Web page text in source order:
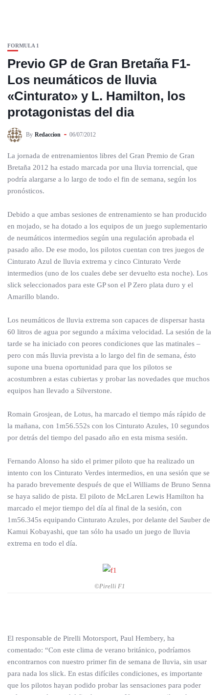
FORMULA 1
Previo GP de Gran Bretaña F1-
Los neumáticos de lluvia
«Cinturato» y L. Hamilton, los
protagonistas del dia
By Redaccion 06/07/2012
La jornada de entrenamientos libres del Gran Premio de Gran
Bretaña 2012 ha estado marcada por una lluvia torrencial, que
podría alargarse a lo largo de todo el fin de semana, según los
pronósticos.
Debido a que ambas sesiones de entrenamiento se han producido
en mojado, se ha dotado a los equipos de un juego suplementario
de neumáticos intermedios según una regulación aprobada el
pasado año. De ese modo, los pilotos cuentan con tres juegos de
Cinturato Azul de lluvia extrema y cinco Cinturato Verde
intermedios (uno de los cuales debe ser devuelto esta noche). Los
slick seleccionados para este GP son el P Zero plata duro y el
Amarillo blando.
Los neumáticos de lluvia extrema son capaces de dispersar hasta
60 litros de agua por segundo a máxima velocidad. La sesión de la
tarde se ha iniciado con peores condiciones que las matinales –
pero con más lluvia prevista a lo largo del fin de semana, ésto
supone una buena oportunidad para que los pilotos se
acostumbren a estas cubiertas y probar las novedades que muchos
equipos han llevado a Silverstone.
Romain Grosjean, de Lotus, ha marcado el tiempo más rápido de
la mañana, con 1m56.552s con los Cinturato Azules, 10 segundos
por detrás del tiempo del pasado año en esta misma sesión.
Fernando Alonso ha sido el primer piloto que ha realizado un
intento con los Cinturato Verdes intermedios, en una sesión que se
ha parado brevemente después de que el Williams de Bruno Senna
se haya salido de pista. El piloto de McLaren Lewis Hamilton ha
marcado el mejor tiempo del día al final de la sesión, con
1m56.345s equipando Cinturato Azules, por delante del Sauber de
Kamui Kobayashi, que tan sólo ha usado un juego de lluvia
extrema en todo el día.
©Pirelli F1
El responsable de Pirelli Motorsport, Paul Hembery, ha
comentado: “Con este clima de verano británico, podríamos
encontrarnos con nuestro primer fin de semana de lluvia, sin usar
para nada los slick. En estas difíciles condiciones, es importante
que los pilotos hayan podido probar las sensaciones para poder